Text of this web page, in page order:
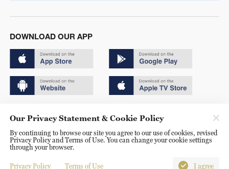
DOWNLOAD OUR APP
京ICP备20000184号
京公网安备 11010502050052号
Disinformation report hotline: 010-85061466
Our Privacy Statement & Cookie Policy
By continuing to browse our site you agree to our use of cookies, revised
Privacy Policy and Terms of Use. You can change your cookie settings
through your browser.
Privacy Policy Terms of Use I agree